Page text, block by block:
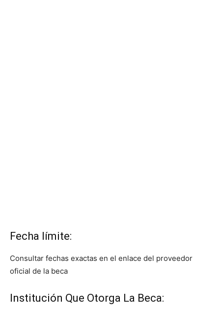
Fecha límite:
Consultar fechas exactas en el enlace del proveedor
oficial de la beca
Institución Que Otorga La Beca: